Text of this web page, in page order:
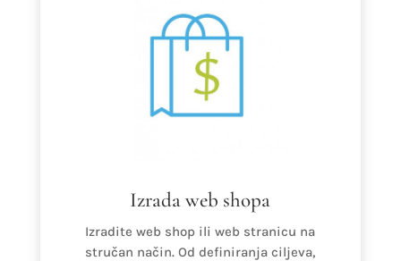
Izrada web shopa
Izradite web shop ili web stranicu na
stručan način. Od definiranja ciljeva,